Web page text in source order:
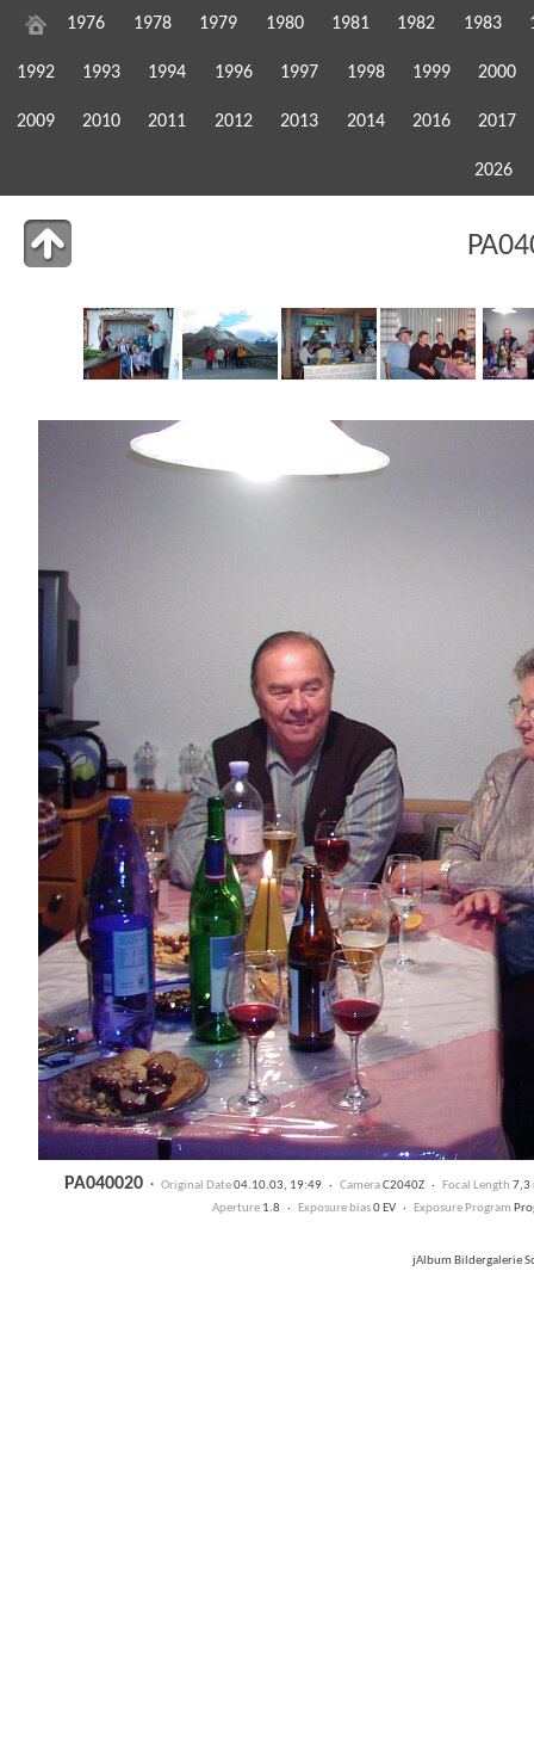
1976 1978 1979 1980 1981 1982 1983
1992 1993 1994 1996 1997 1998 1999 2000
2009 2010 2011 2012 2013 2014 2016 2017
2026
PA040020· Original Date04.10.03, 19:49 · CameraC2040Z · Focal Length
Aperture1.8 · Exposure bias0 EV · Exposure Program
jAlbum Bildergalerie